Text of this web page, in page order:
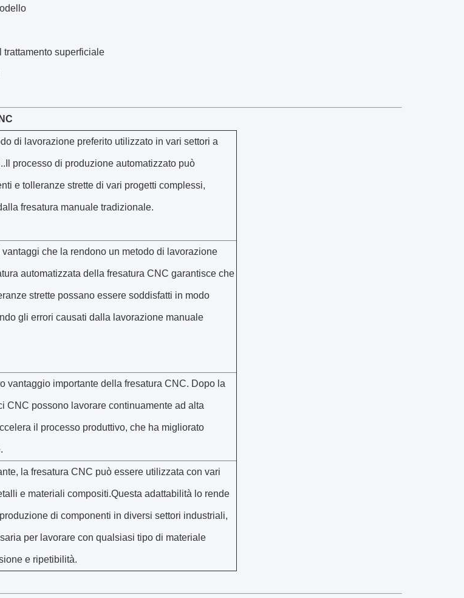
superficiale
di lavorazione preferito utilizzato in vari settori a
processo di produzione automatizzato può
e tolleranze strette di vari progetti complessi,
fresatura manuale tradizionale.
vantaggi che la rendono un metodo di lavorazione
automatizzata della fresatura CNC garantisce che
strette possano essere soddisfatti in modo
gli errori causati dalla lavorazione manuale
vantaggio importante della fresatura CNC. Dopo la
CNC possono lavorare continuamente ad alta
il processo produttivo, che ha migliorato
la fresatura CNC può essere utilizzata con vari
e materiali compositi.Questa adattabilità lo rende
di componenti in diversi settori industriali,
per lavorare con qualsiasi tipo di materiale
e ripetibilità.